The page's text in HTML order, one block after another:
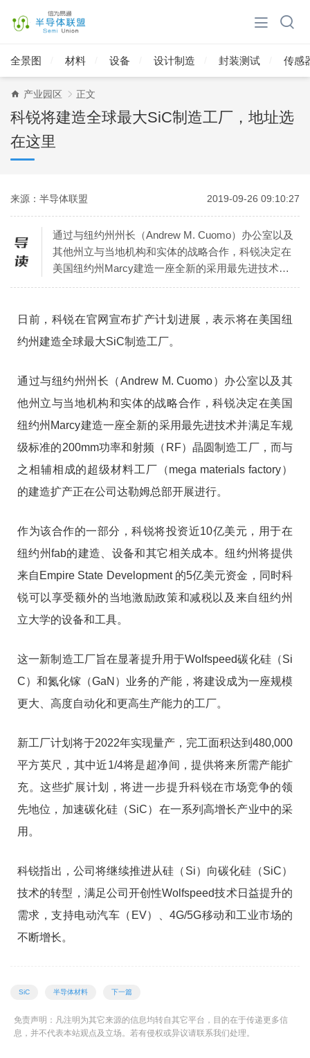
全景图 材料 设备 设计制造 封装测试 传感
产业园区 正文
科锐将建造全球最大SiC制造工厂，地址选
在这里
来源：半导体联盟 2019-09-26 09:10:27
通过与纽约州州长（Andrew M. Cuomo）办公室以及
其他州立与当地机构和实体的战略合作，科锐决定在
美国纽约州Marcy建造一座全新的采用最先进技术并
满足车规级标准的200mm功率和射频（
日前，科锐在官网宣布扩产计划进展，表示将在美国纽
约州建造全球最大SiC制造工厂。
通过与纽约州州长（Andrew M. Cuomo）办公室以及其
他州立与当地机构和实体的战略合作，科锐决定在美国
纽约州Marcy建造一座全新的采用最先进技术并满足车规
级标准的200mm功率和射频（RF）晶圆制造工厂，而与
之相辅相成的超级材料工厂（mega materials factory）
的建造扩产正在公司达勒姆总部开展进行。
作为该合作的一部分，科锐将投资近10亿美元，用于在
纽约州fab的建造、设备和其它相关成本。纽约州将提供
来自Empire State Development 的5亿美元资金，同时科
锐可以享受额外的当地激励政策和减税以及来自纽约州
立大学的设备和工具。
这一新制造工厂旨在显著提升用于Wolfspeed碳化硅（Si
C）和氮化镓（GaN）业务的产能，将建设成为一座规模
更大、高度自动化和更高生产能力的工厂。
新工厂计划将于2022年实现量产，完工面积达到480,000
平方英尺，其中近1/4将是超净间，提供将来所需产能扩
充。这些扩展计划，将进一步提升科锐在市场竞争的领
先地位，加速碳化硅（SiC）在一系列高增长产业中的采
用。
科锐指出，公司将继续推进从硅（Si）向碳化硅（SiC）
技术的转型，满足公司开创性Wolfspeed技术日益提升的
需求，支持电动汽车（EV）、4G/5G移动和工业市场的
不断增长。
SiC 半导体材料 下一篇
免责声明：凡注明为其它来源的信息均转自其它平台，目的在于传递更多信
息，并不代表本站观点及立场。若有侵权或异议请联系我们处理。